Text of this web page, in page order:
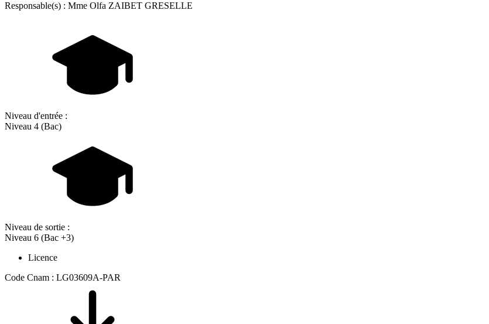
Responsable(s) : Mme Olfa ZAIBET GRESELLE
Niveau d'entrée :
Niveau 4 (Bac)
Niveau de sortie :
Niveau 6 (Bac +3)
Licence
Code Cnam : LG03609A-PAR